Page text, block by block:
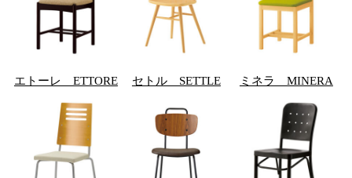
エトーレ ETTORE セトル SETTLE ミネラ MINERA